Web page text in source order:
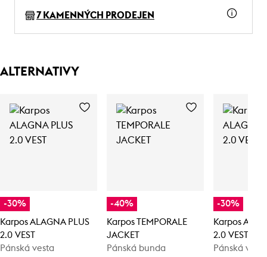
7 KAMENNÝCH PRODEJEN
ALTERNATIVY
-30%
Karpos ALAGNA PLUS
2.0 VEST
Pánská vesta
-40%
Karpos TEMPORALE
JACKET
Pánská bunda
-30%
Karpos
2.0 VEST
Pánská